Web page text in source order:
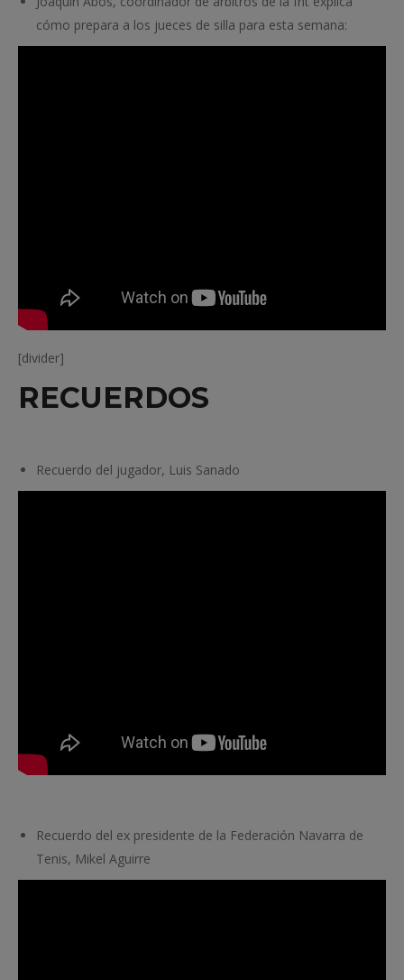
cómo prepara a los jueces de silla para esta semana:
[divider]
RECUERDOS
Recuerdo del jugador, Luis Sanado
Recuerdo del ex presidente de la Federación Navarra de
Tenis, Mikel Aguirre